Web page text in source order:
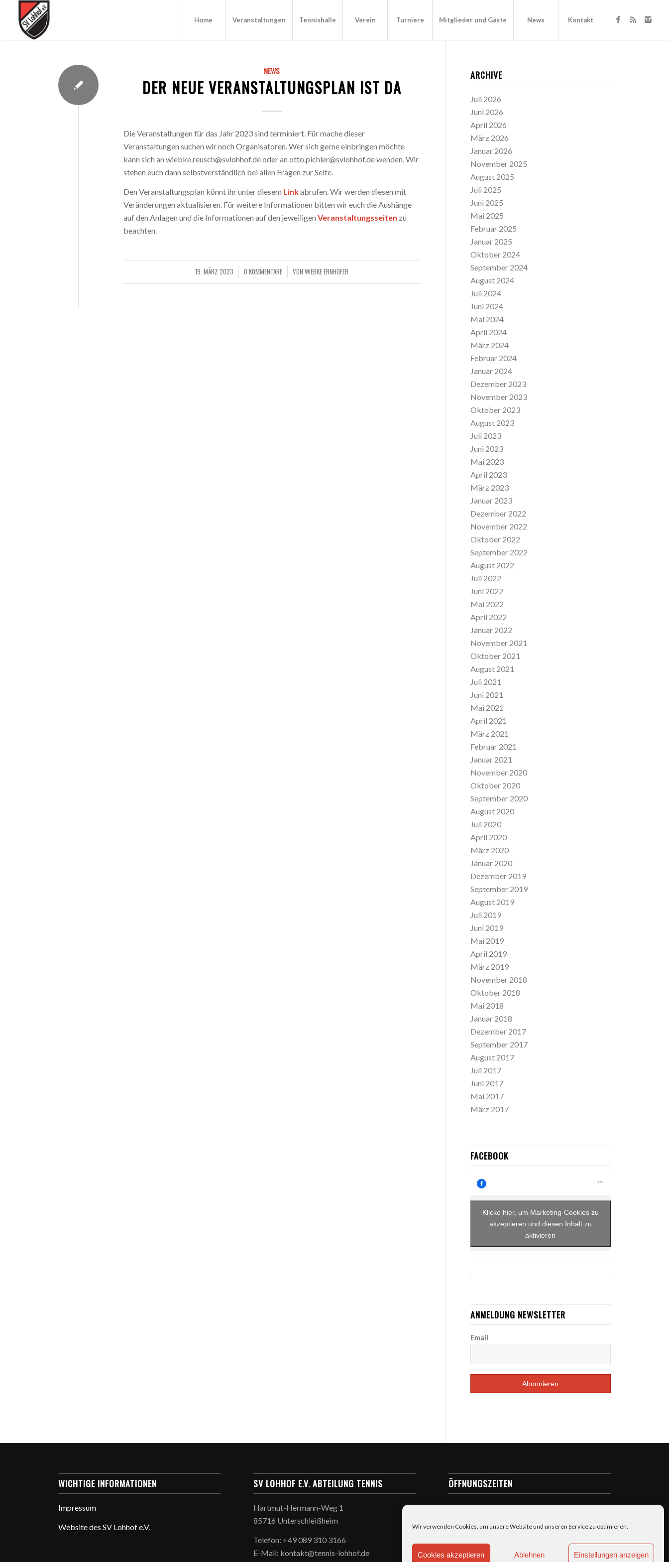
Wir verwenden Cookies, um unsere Website und unseren Service zu optimieren.
Cookies akzeptieren Ablehnen Einstellungen anzeigen
Home Veranstaltungen Tennishalle Verein Turniere Mitglieder und Gäste News Kontakt
NEWS
DER NEUE VERANSTALTUNGSPLAN IST DA
Die Veranstaltungen für das Jahr 2023 sind terminiert. Für mache dieser
Veranstaltungen suchen wir noch Organisatoren. Wer sich gerne einbringen möchte
kann sich an wiebke.reusch@svlohhof.de oder an otto.pichler@svlohhof.de wenden. Wir
stehen euch dann selbstverständlich bei allen Fragen zur Seite.
Den Veranstaltungsplan könnt ihr unter diesem Linkabrufen. Wir werden diesen mit
Veränderungen aktualisieren. Für weitere Informationen bitten wir euch die Aushänge
auf den Anlagen und die Informationen auf den jeweiligenVeranstaltungsseiten zu
beachten.
19. MÄRZ 2023
/ 0 KOMMENTARE
/ VONWIEBKE ERNHOFER
ARCHIVE
Juli 2026
Juni 2026
April 2026
März 2026
Januar 2026
November 2025
August 2025
Juli 2025
Juni 2025
Mai 2025
Februar 2025
Januar 2025
Oktober 2024
September 2024
August 2024
Juli 2024
Juni 2024
Mai 2024
April 2024
März 2024
Februar 2024
Januar 2024
Dezember 2023
November 2023
Oktober 2023
August 2023
Juli 2023
Juni 2023
Mai 2023
April 2023
März 2023
Januar 2023
Dezember 2022
November 2022
Oktober 2022
September 2022
August 2022
Juli 2022
Juni 2022
Mai 2022
April 2022
Januar 2022
November 2021
Oktober 2021
August 2021
Juli 2021
Juni 2021
Mai 2021
April 2021
März 2021
Februar 2021
Januar 2021
November 2020
Oktober 2020
September 2020
August 2020
Juli 2020
April 2020
März 2020
Januar 2020
Dezember 2019
September 2019
August 2019
Juli 2019
Juni 2019
Mai 2019
April 2019
März 2019
November 2018
Oktober 2018
Mai 2018
Januar 2018
Dezember 2017
September 2017
August 2017
Juli 2017
Juni 2017
Mai 2017
März 2017
FACEBOOK
Klicke hier, um Marketing-Cookies zu
akzeptieren und diesen Inhalt zu
aktivieren
ANMELDUNG NEWSLETTER
Email
WICHTIGE INFORMATIONEN
Impressum
Website des SV Lohhof e.V.
SV LOHHOF E.V. ABTEILUNG TENNIS
Hartmut-Hermann-Weg 1
85716 Unterschleißheim
Telefon: +49 089 310 3166
E-Mail: kontakt@tennis-lohhof.de
ÖFFNUNGSZEITEN
täglich: 7:00-23:00